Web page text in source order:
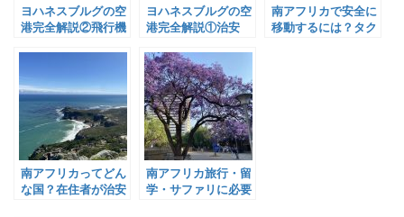
ヨハネスブルグの空
港完全解説②飛行機
ポート検査では何を
聞かれる？～南アフ
リカ生活Vol.5～
ヨハネスブルグの空
港完全解説①治安
トランは？～南アフ
リカ生活Vol.4～
南アフリカで安全に
移動するには？タク
南アフリカってどん
な国？在住者が治安
南アフリカ旅行・留
学・サファリに必要